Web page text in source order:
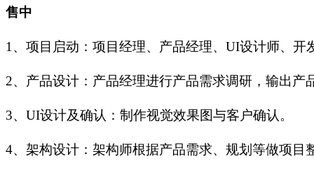
售中
1、项目启动：项目经理、产品经理、UI设计师、
2、产品设计：产品经理进行产品需求调研，输出
3、UI设计及确认：制作视觉效果图与客户确认。
4、架构设计：架构师根据产品需求、规划等做项目